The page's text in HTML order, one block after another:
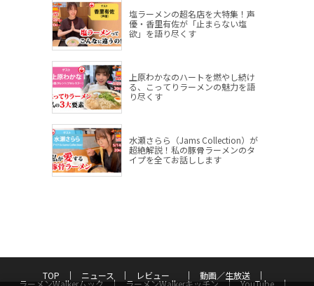
塩ラーメンの超名店を大特集！声
優・香里有佐が「止まらない塩
欲」を語り尽くす
上原わかなのハートを燃やし続け
る、こってりラーメンの魅力を語
り尽くす
水瀬さらら（Jams Collection）が
超絶解説！私の豚骨ラーメンのタ
イプを全てお話しします
TOP ニュース レビュー 動画／生放送
ラーメンWalkerムック ラーメンWalkerキッチン YouTube